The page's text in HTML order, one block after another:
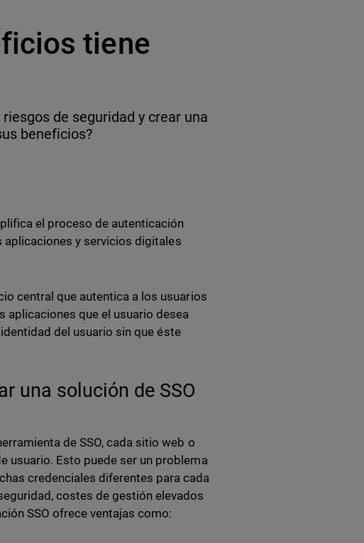
tiene
de seguridad y crear una
beneficios?
el proceso de autenticación
aplicaciones y servicios digitales
central que autentica a los usuarios
aplicaciones que el usuario desea
del usuario sin que éste
una solución de SSO
de SSO, cada sitio web o
usuario. Esto puede ser un problema
credenciales diferentes para cada
costes de gestión elevados
SSO ofrece ventajas como: